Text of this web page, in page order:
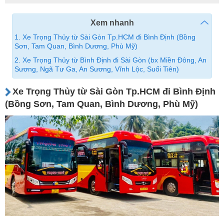
Xem nhanh
1. Xe Trọng Thủy từ Sài Gòn Tp.HCM đi Bình Định (Bồng
Sơn, Tam Quan, Bình Dương, Phù Mỹ)
2. Xe Trọng Thủy từ Bình Định đi Sài Gòn (bx Miền Đông, An
Sương, Ngã Tư Ga, An Sương, Vĩnh Lộc, Suối Tiên)
Xe Trọng Thủy từ Sài Gòn Tp.HCM đi Bình Định
(Bồng Sơn, Tam Quan, Bình Dương, Phù Mỹ)